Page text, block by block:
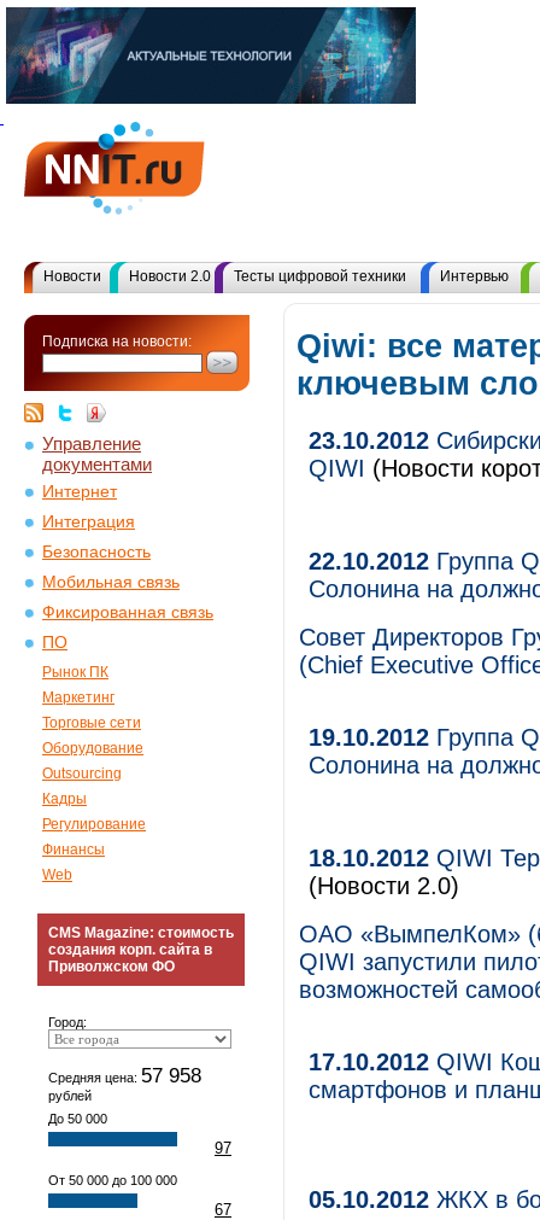
Новости Новости 2.0 Тесты цифровой техники Интервью
Подписка на новости:
Управление
документами
Интернет
Интеграция
Безопасность
Мобильная связь
Фиксированная связь
ПО
Рынок ПК
Маркетинг
Торговые сети
Оборудование
Outsourcing
Кадры
Регулирование
Финансы
Web
CMS Magazine: стоимость
создания корп. сайта в
Приволжском ФО
Город:
Средняя цена: 57 958
рублей
До 50 000
97
От 50 000 до 100 000
67
Qiwi: все
ключевым
23.10.2012
QIWI (Новости
22.10.2012 Группа
Солонина на
Совет Директоров
(Chief Executive
19.10.2012 Группа
Солонина на
18.10.2012 QIWI
(Новости 2.0)
ОАО «ВымпелКом»
QIWI запустили
возможностей
17.10.2012 QIWI
смартфонов и
05.10.2012 ЖКХ в